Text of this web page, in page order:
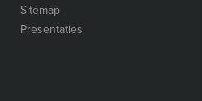
Sitemap
Presentaties